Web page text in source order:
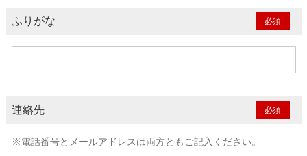
ふりがな
連絡先
※電話番号とメールアドレスは両方ともご記入ください。